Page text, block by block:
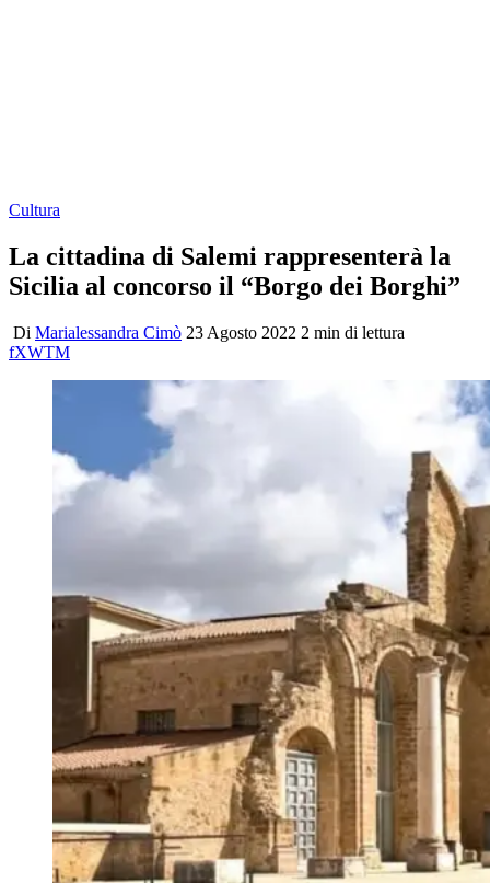
Cultura
La cittadina di Salemi rappresenterà la
Sicilia al concorso il “Borgo dei Borghi”
Di Marialessandra Cimò 23 Agosto 2022 2 min di lettura
fXWTM